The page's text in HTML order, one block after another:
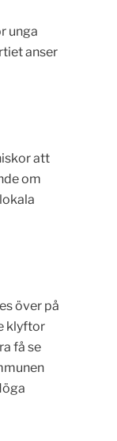
unga
anser
att
om
över på
klyftor
få se